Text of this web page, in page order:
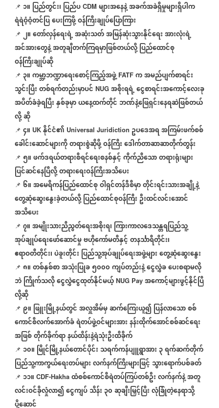
📌 ၁။ ပြည်တွင်း၊ ပြည်ပ CDM များအနေနဲ့အခက်အခဲရှိမှုများရှိပါက
ရဲရဲဝံ့ဝံ့တင်ပြပေးကြဖို့ဝန်ကြီးချုပ်ပြောကြား
📌 ၂။တော်လှန်ရေးရဲ့အဆုံးသတ်အမြန်ဆုံးသွားနိုင်ရေးအားလုံးရဲ့
အင်အားတွေနဲ့အတူချီတက်ကြရမှာဖြစ်တယ်လို့ပြည်ထောင်စု
ဝန်ကြီးချုပ်ဆို
📌 ၃။ကမ္ဘာ့ဘဏ္ဍာရေးစောင့်ကြည့်အဖွဲ့ FATF ကအမည်ပျက်စာရင်း
သွင်းပြီးတစ်ရက်တည်းမှာပင် NUG အစိုးရရဲ့ငွေစာရင်းအကောင့်လေးခု
အပိတ်ခံခဲ့ရပြီးနှစ်ခုမှာယနေ့ထက်တိုင်ဘဏ်နဲ့ဖြေရှင်းနေရဆဲဖြစ်တယ်
လို့ဆို
📌 ၄။ UK နိုင်ငံ၏ Universal Juridiction ဥပဒေအရအကြမ်းဖက်စစ်
ခေါင်းဆောင်များကိုတရားစွဲဆိုဖို့ဝန်ကြီးဒေါက်တာဆာဆာတိုက်တွန်း
📌 ၅။ဖက်ဒရယ်တရားစီရင်‌ရေးစနစ်နှင့်ကိုက်ညီသောတရားရုံးများ
ပြင်ဆင်နေပြီလို့တရားရေးဝန်ကြီးအသိပေး
📌 ၆။အမေရိကန်ပြည်ထောင်စုဝါရှင်တန်ဒီစီမှာတိုင်းရင်းသားအချို့နဲ့
တွေ့ဆုံဆွေးနွေးခဲ့တယ်လို့ပြည်ထောင်စုဝန်ကြီး ဦးထင်လင်းအောင်
အသိပေး
📌 ၇။အမျိုးသားညီညွတ်ရေးအစိုးရ၊ ကြားကာလဒေသန္တရပြည်သူ့
အုပ်ချုပ်ရေးဖော်ဆောင်မှုဗဟိုကော်မတီနှင့်တနင်္သာရီတိုင်း၊
ဧရာဝတီတိုင်း၊ပဲခူးတိုင်း ပြည်သူ့အုပ်ချုပ်ရေးအဖွဲ့များတွေ့ဆုံဆွေးနွေး
📌 ၈။တစ်နှစ်စာအသုံးပြုခ၅၀၀၀ကျပ်တည်းနဲ့ငွေလွှဲခပေးစရာမလို
ဘဲကြိုက်သလိုငွေလွှဲငွေထုတ်နိုင်မယ့် NUG Pay အကောင့်များဖွင့်နိုင်ပြီ
လို့ဆို
📌 ၉။ ဖြူးမြို့နယ်တွင်အလှူအိမ်မှဆက်ကြေးယူ၍ပြန်လာသောစစ်
ကောင်စီလက်အောက်ခံရဲတပ်ဖွဲ့ဝင်များအားနန်းထိုက်အောင်စစ်ဆင်ရေး
အဖြစ်တိုက်ခိုက်ရာနယ်ထိန်းနဲ့ရဲသုံးဦးထိခိုက်
📌 ၁၀။ မြိုင်မြို့နယ်တောင်ပိုင်းသရက်ကန်ပျူရွာအား၃ရက်ဆက်တိုက်
ပြည်သူ့ကာကွယ်ရေးတပ်များလက်နက်ကြီးများဖြင့်သွားရောက်ပစ်ခတ်
📌 ၁၁။ CDF-Hakha ထံစစ်ကောင်စီရဲတပ်ကြပ်တစ်ဦးလက်နက်နဲ့အတူ
လင်းဝင်ခိုလှုံလာ၍ငွေကျပ်သိန်း၃၀ဆုချီးမြှင့်ပြီးလုံခြုံတဲ့နေရာသို့
ပို့ဆောင်